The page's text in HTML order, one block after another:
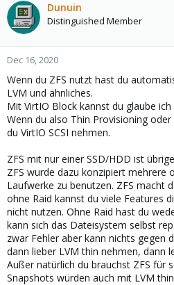
Dunuin
Distinguished Member
Dec 16, 2020
Wenn du ZFS nutzt hast du
LVM und ähnliches.
Mit VirtIO Block kannst du glaube
Wenn du also Thin Provisioning
du VirtIO SCSI nehmen.
ZFS mit nur einer SSD/HDD ist
ZFS wurde dazu konzipiert mehrere
Laufwerke zu benutzen. ZFS macht
ohne Raid kannst du viele Features
nicht nutzen. Ohne Raid hast du
kann sich das Dateisystem selbst
zwar Fehler aber kann nichts gegen
dann lieber LVM thin nehmen, dann
Außer natürlich du brauchst ZFS für
Snapshots würden auch mit LVM